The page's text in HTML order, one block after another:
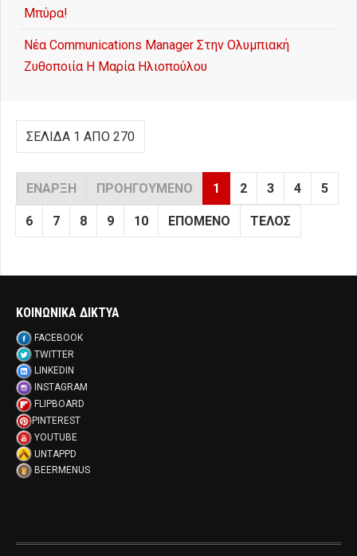
Μπύρα!
Νέα Communications Manager Στην Ολυμπιακή
Ζυθοποιία Η Μαρία Ηλιοπούλου
ΣΕΛΊΔΑ 1 ΑΠΌ 270
ΈΝΑΡΞΗ ΠΡΟΗΓΟΎΜΕΝΟ 1 2 3 4 5
6 7 8 9 10 ΕΠΌΜΕΝΟ ΤΈΛΟΣ
ΚΟΙΝΩΝΙΚΑ ΔΙΚΤΥΑ
FACEBOOK
TWITTER
LINKEDIN
INSTAGRAM
FLIPBOARD
PINTEREST
YOUTUBE
UNTAPPD
BEERMENUS